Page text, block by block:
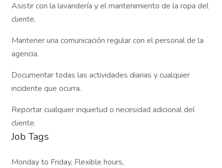
Asistir con la lavandería y el mantenimiento de la ropa del
cliente.
Mantener una comunicación regular con el personal de la
agencia.
Documentar todas las actividades diarias y cualquier
incidente que ocurra.
Reportar cualquier inquietud o necesidad adicional del
cliente.
Job Tags
Monday to Friday, Flexible hours,